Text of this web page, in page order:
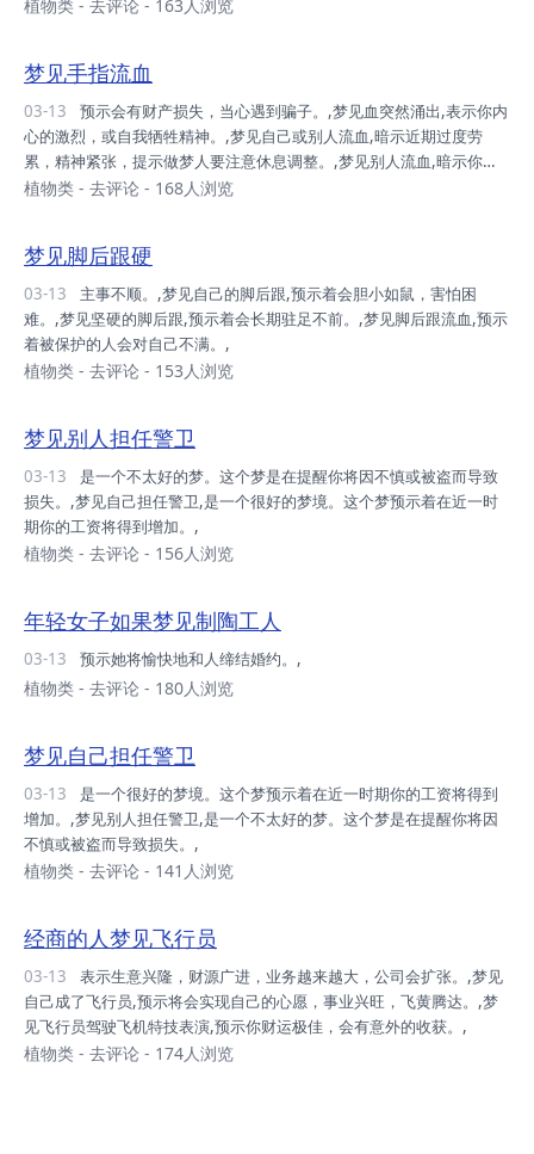
注意身体健康，暗示你可能会生...
植物类 - 去评论 - 163人浏览
梦见手指流血
03-13
心的激烈，或自我牺牲精神。,梦见自己或别人流血,暗示近期过度劳
累，精神紧张，提示做梦人要注意休息调整。,梦见别人流血,暗示你对
那个人有敌意，或有攻击他的欲望。,梦见自己的血渐渐流干,表示你将
示月经和怀孕。,梦见男人梦见血,表示对女性肉体和性恐惧，或是有想
要性侵犯的欲望。,梦见吐出的痰中带有血丝,表示长久的心愿终于将要
实现，或者宿怨得到了结。,梦见自己在手术中流血,表示对工作中的变
动很担心。,梦见鼻子流血,预...
植物类 - 去评论 - 168人浏览
梦见脚后跟硬
03-13
难。,梦见坚硬的脚后跟,预示着会长期驻足不前。,梦见脚后跟流血,预示
着被保护的人会对自己不满。,
植物类 - 去评论 - 153人浏览
梦见别人担任警卫
03-13
损失。,梦见自己担任警卫,是一个很好的梦境。这个梦预示着在近一时
期你的工资将得到增加。,
植物类 - 去评论 - 156人浏览
年轻女子如果梦见制陶工人
03-13 预示她将愉快地和人缔结婚约。,
植物类 - 去评论 - 180人浏览
梦见自己担任警卫
03-13
增加。,梦见别人担任警卫,是一个不太好的梦。这个梦是在提醒你将因
不慎或被盗而导致损失。,
植物类 - 去评论 - 141人浏览
经商的人梦见飞行员
03-13
自己成了飞行员,预示将会实现自己的心愿，事业兴旺，飞黄腾达。,梦
见飞行员驾驶飞机特技表演,预示你财运极佳，会有意外的收获。,
植物类 - 去评论 - 174人浏览